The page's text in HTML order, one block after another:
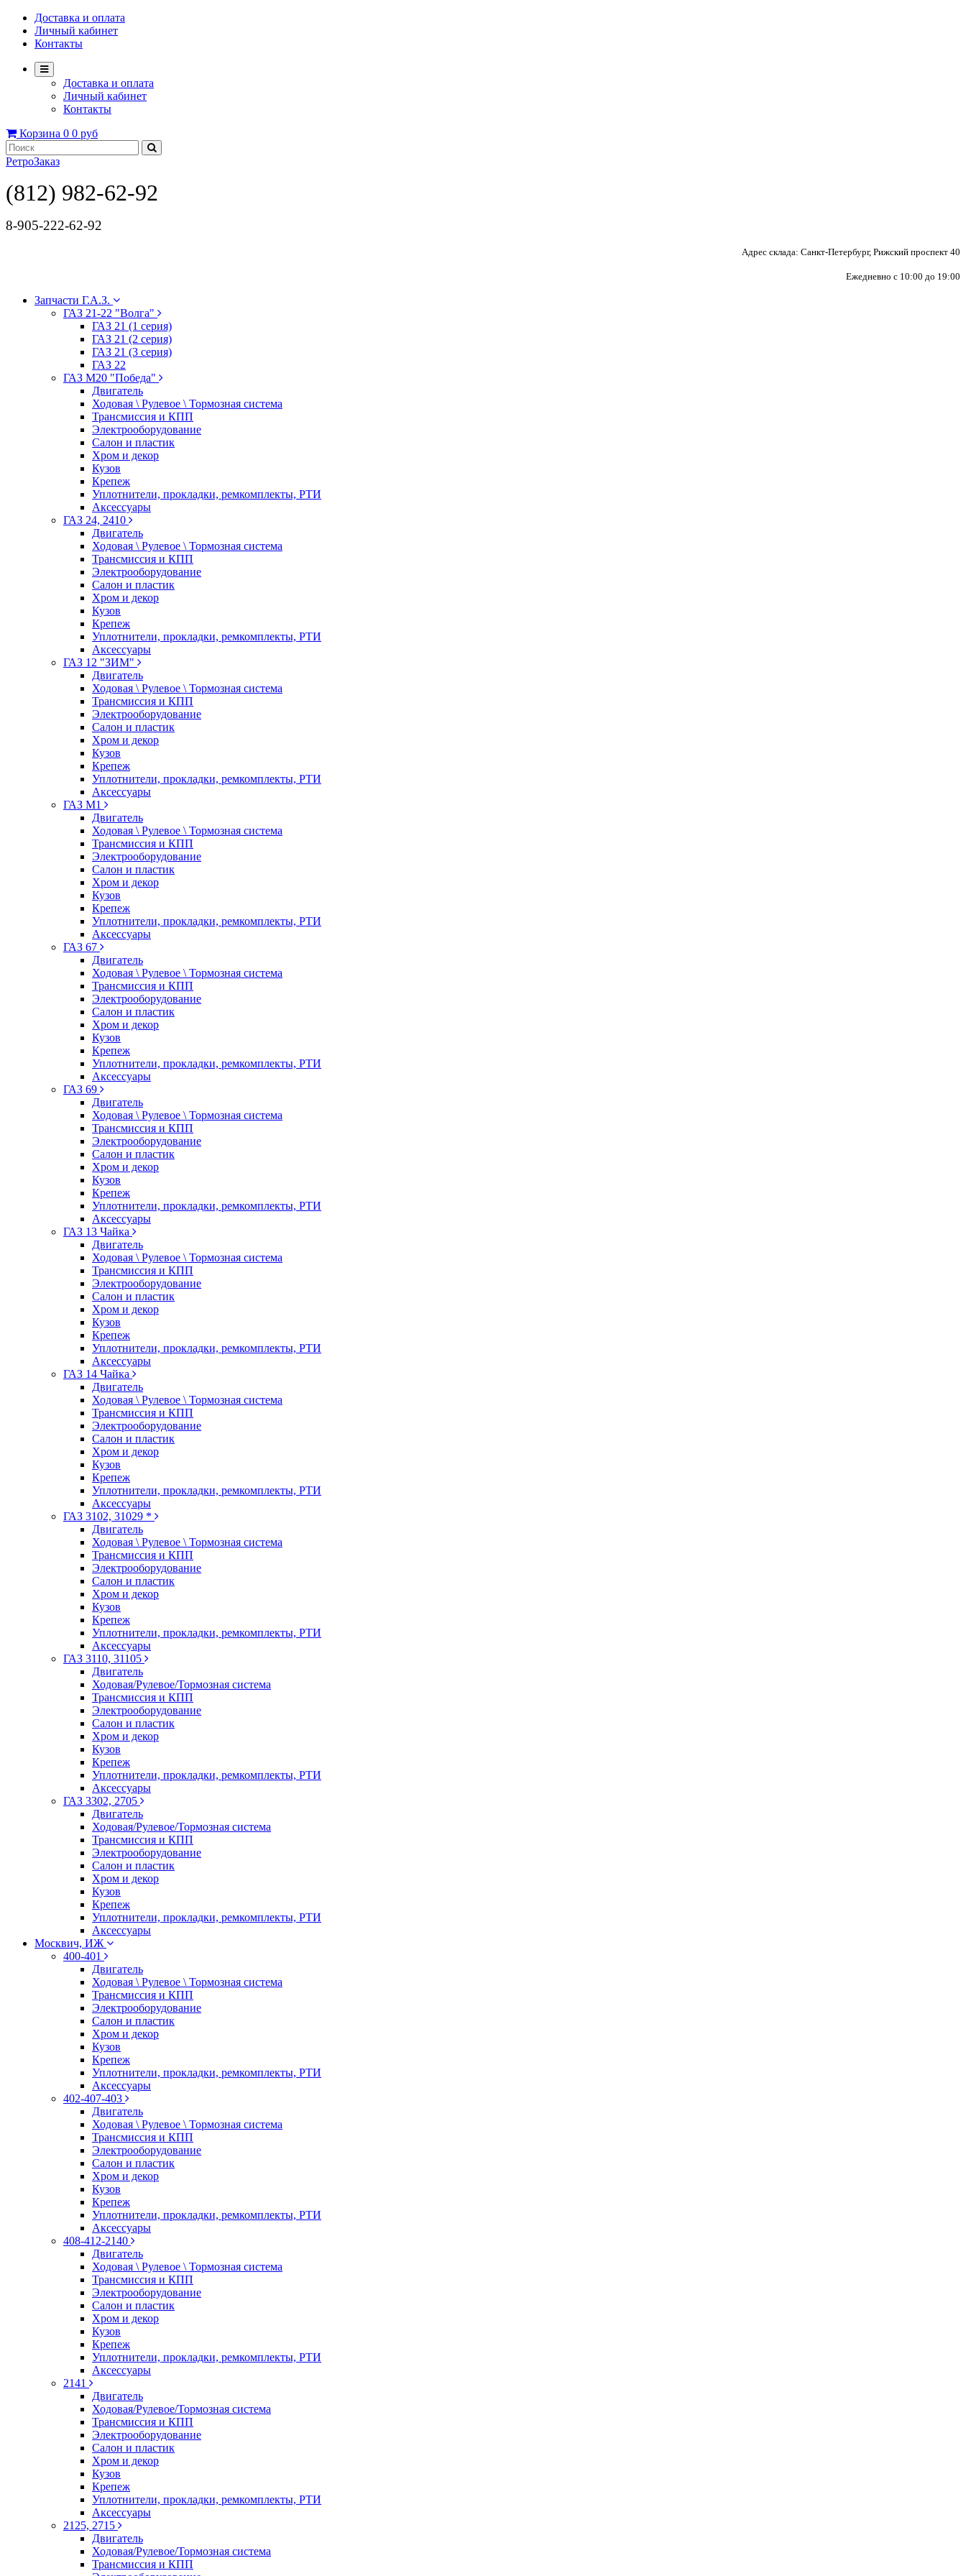
Доставка и оплата
Личный кабинет
Контакты
Доставка и оплата
Личный кабинет
Контакты
Корзина 0 0 руб
РетроЗаказ
(812) 982-62-92
8-905-222-62-92
Адрес склада: Санкт-Петербург, Рижский проспект 40
Ежедневно с 10:00 до 19:00
Запчасти Г.А.З.
ГАЗ 21-22 "Волга"
ГАЗ 21 (1 серия)
ГАЗ 21 (2 серия)
ГАЗ 21 (3 серия)
ГАЗ 22
ГАЗ М20 "Победа"
Двигатель
Ходовая \ Рулевое \ Тормозная система
Трансмиссия и КПП
Электрооборудование
Салон и пластик
Хром и декор
Кузов
Крепеж
Уплотнители, прокладки, ремкомплекты, РТИ
Аксессуары
ГАЗ 24, 2410
Двигатель
Ходовая \ Рулевое \ Тормозная система
Трансмиссия и КПП
Электрооборудование
Салон и пластик
Хром и декор
Кузов
Крепеж
Уплотнители, прокладки, ремкомплекты, РТИ
Аксессуары
ГАЗ 12 "ЗИМ"
Двигатель
Ходовая \ Рулевое \ Тормозная система
Трансмиссия и КПП
Электрооборудование
Салон и пластик
Хром и декор
Кузов
Крепеж
Уплотнители, прокладки, ремкомплекты, РТИ
Аксессуары
ГАЗ М1
Двигатель
Ходовая \ Рулевое \ Тормозная система
Трансмиссия и КПП
Электрооборудование
Салон и пластик
Хром и декор
Кузов
Крепеж
Уплотнители, прокладки, ремкомплекты, РТИ
Аксессуары
ГАЗ 67
Двигатель
Ходовая \ Рулевое \ Тормозная система
Трансмиссия и КПП
Электрооборудование
Салон и пластик
Хром и декор
Кузов
Крепеж
Уплотнители, прокладки, ремкомплекты, РТИ
Аксессуары
ГАЗ 69
Двигатель
Ходовая \ Рулевое \ Тормозная система
Трансмиссия и КПП
Электрооборудование
Салон и пластик
Хром и декор
Кузов
Крепеж
Уплотнители, прокладки, ремкомплекты, РТИ
Аксессуары
ГАЗ 13 Чайка
Двигатель
Ходовая \ Рулевое \ Тормозная система
Трансмиссия и КПП
Электрооборудование
Салон и пластик
Хром и декор
Кузов
Крепеж
Уплотнители, прокладки, ремкомплекты, РТИ
Аксессуары
ГАЗ 14 Чайка
Двигатель
Ходовая \ Рулевое \ Тормозная система
Трансмиссия и КПП
Электрооборудование
Салон и пластик
Хром и декор
Кузов
Крепеж
Уплотнители, прокладки, ремкомплекты, РТИ
Аксессуары
ГАЗ 3102, 31029 *
Двигатель
Ходовая \ Рулевое \ Тормозная система
Трансмиссия и КПП
Электрооборудование
Салон и пластик
Хром и декор
Кузов
Крепеж
Уплотнители, прокладки, ремкомплекты, РТИ
Аксессуары
ГАЗ 3110, 31105
Двигатель
Ходовая/Рулевое/Тормозная система
Трансмиссия и КПП
Электрооборудование
Салон и пластик
Хром и декор
Кузов
Крепеж
Уплотнители, прокладки, ремкомплекты, РТИ
Аксессуары
ГАЗ 3302, 2705
Двигатель
Ходовая/Рулевое/Тормозная система
Трансмиссия и КПП
Электрооборудование
Салон и пластик
Хром и декор
Кузов
Крепеж
Уплотнители, прокладки, ремкомплекты, РТИ
Аксессуары
Москвич, ИЖ
400-401
Двигатель
Ходовая \ Рулевое \ Тормозная система
Трансмиссия и КПП
Электрооборудование
Салон и пластик
Хром и декор
Кузов
Крепеж
Уплотнители, прокладки, ремкомплекты, РТИ
Аксессуары
402-407-403
Двигатель
Ходовая \ Рулевое \ Тормозная система
Трансмиссия и КПП
Электрооборудование
Салон и пластик
Хром и декор
Кузов
Крепеж
Уплотнители, прокладки, ремкомплекты, РТИ
Аксессуары
408-412-2140
Двигатель
Ходовая \ Рулевое \ Тормозная система
Трансмиссия и КПП
Электрооборудование
Салон и пластик
Хром и декор
Кузов
Крепеж
Уплотнители, прокладки, ремкомплекты, РТИ
Аксессуары
2141
Двигатель
Ходовая/Рулевое/Тормозная система
Трансмиссия и КПП
Электрооборудование
Салон и пластик
Хром и декор
Кузов
Крепеж
Уплотнители, прокладки, ремкомплекты, РТИ
Аксессуары
2125, 2715
Двигатель
Ходовая/Рулевое/Тормозная система
Трансмиссия и КПП